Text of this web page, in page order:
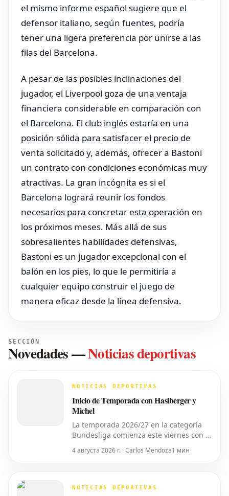
el mismo informe español sugiere que el
defensor italiano, según fuentes, podría
tener una ligera preferencia por unirse a las
filas del Barcelona.
A pesar de las posibles inclinaciones del
jugador, el Liverpool goza de una ventaja
financiera considerable en comparación con
el Barcelona. El club inglés estaría en una
posición sólida para satisfacer el precio de
venta solicitado y, además, ofrecer a Bastoni
un contrato con condiciones económicas muy
atractivas. La gran incógnita es si el
Barcelona logrará reunir los fondos
necesarios para concretar esta operación en
los próximos meses. Más allá de sus
sobresalientes habilidades defensivas,
Bastoni es un jugador excepcional con el
balón en los pies, lo que le permitiría a
cualquier equipo construir el juego de
manera eficaz desde la línea defensiva.
SECCIÓN
Novedades—Noticias deportivas
NOTICIAS DEPORTIVAS
Inicio de Temporada con Haslberger y
Michel
La temporada 2026/27 en la categoría
Bundesliga comienza este viernes con el
entre el *VfL Bochum* y el *Hertha
asistencia de **Tobias Endriß** y
4 августа 2026 г. · Carlos Mendoza1 мин
NOTICIAS DEPORTIVAS